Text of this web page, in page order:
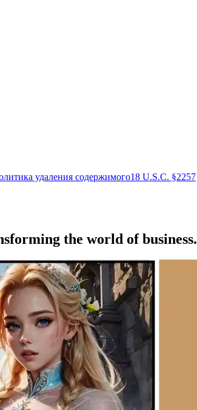
удаления содержимого18 U.S.C. §2257
the world of business.